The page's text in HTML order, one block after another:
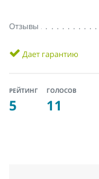
Отзывы
Дает гарантию
РЕЙТИНГ
5
ГОЛОСОВ
11